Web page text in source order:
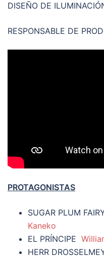
DISEÑO DE
RESPONSABLE DE
PROTAGONISTAS
SUGAR PLUM
Kaneko
EL PRÍNCIPE
HERR